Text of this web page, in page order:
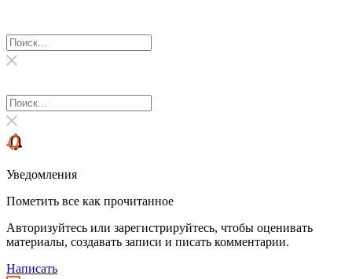
Уведомления
Пометить все как прочитанное
Авторизуйтесь или зарегистрируйтесь, чтобы оценивать
материалы, создавать записи и писать комментарии.
Написать